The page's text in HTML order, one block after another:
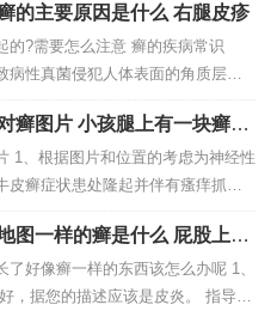
15mg，一日1次，每隔6～8周一
（氨甲蝶呤）为抗叶酸制剂，是叶
叶酸及某些氨基酸如甲硫氨酸、丝
的主要原因是什么 右腿皮疹
的?需要怎么注意 癣的疾病常识
病性真菌侵犯人体表面的角质层
的炎反应，发生红斑、丘疹、水疱
屑。第牛皮癣，就是俗称的银屑
种慢性炎症性皮肤病，目前的病因
认为银屑病的发生与遗传因素、自
感染和环境因素这些因素有关...
癣图片 小孩腿上有一块癣怎
1、根据图片和位置的考虑为神经性
皮癣症状患处隆起并伴有瘙痒抓挠
。足癣为足部的皮肤癣菌感染。多
少见。发病季节性明显，夏秋病
2、皮癣 01 皮癣发病初期皮疹好发
次为躯干部和头皮发髻，皮鲜发病
图一样的癣是什么 屁股上好
了好像癣一样的东西该怎么办呢 1、
，据您的描述应该是皮炎。 指导意